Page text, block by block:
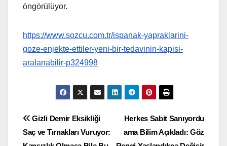
öngörülüyor.
https://www.sozcu.com.tr/ispanak-yapraklarini-
goze-enjekte-ettiler-yeni-bir-tedavinin-kapisi-
aralanabilir-p324998
Yazı
Herkes Sabit Sanıyordu
ama Bilim Açıkladı: Göz
Gizli Demir Eksikliği
Saç ve Tırnakları Vuruyor: